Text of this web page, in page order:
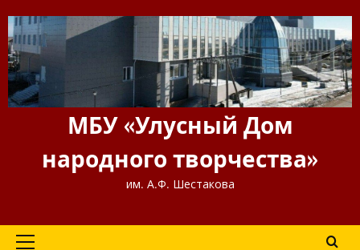
содержимому
МБУ «Улусный Дом
народного творчества»
им. А.Ф. Шестакова